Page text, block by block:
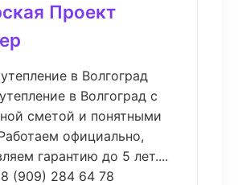
Проект
в Волгоград
в Волгоград с
сметой и понятными
официально,
гарантию до 5 лет....
8 (909) 284 64 78